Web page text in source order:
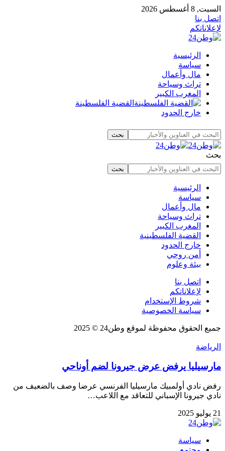
السبت, 8 أغسطس 2026
اتصل بنا
لإعلاناتكم
الرئيسية
سياسة
مال وأعمال
تراث وسياحة
المغرب الكبير
القضية الفلسطينة
خارج الحدود
بحث
الرئيسية
سياسة
مال وأعمال
تراث وسياحة
المغرب الكبير
القضية الفلسطينية
خارج الحدود
أمن روحي
بيئة وعلوم
اتصل بنا
لإعلاناتكم
شروط الإستخدام
سياسة الخصوصية
جميع الحقوق محفوظة لموقع وطن24 © 2025
الرياضة
مارسيليا يرفض عرض جيرونا لضم أوناحي
رفض نادي أولمبيك مارسيليا الفرنسي عرضا وصف بالضعيف من
نادي جيرونا الإسباني للتعاقد مع اللاعب…
21 يوليو 2025
سياسة